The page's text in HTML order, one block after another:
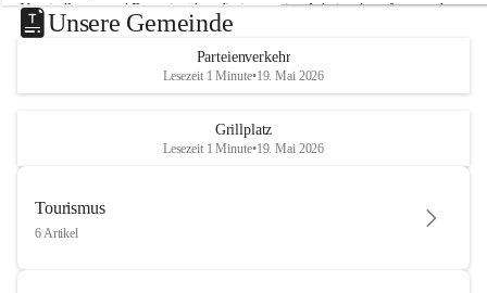
Neusiedlersee und Bgm. ist über die innovative Arbeit sehr erfreut und
hofft auf baldige praktische Anwendung der Forschungsergebnisse.
Gerade in Zeiten des Klimawandels ist jede technologische Innovation
wichtig!
Unsere Gemeinde
Parteienverkehr
Lesezeit 1 Minute•19. Mai 2026
Grillplatz
Lesezeit 1 Minute•19. Mai 2026
Tourismus
6 Artikel